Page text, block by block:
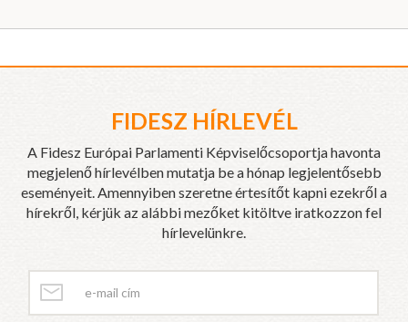
FIDESZ HÍRLEVÉL
A Fidesz Európai Parlamenti Képviselőcsoportja havonta
megjelenő hírlevélben mutatja be a hónap legjelentősebb
eseményeit. Amennyiben szeretne értesítőt kapni ezekről a
hírekről, kérjük az alábbi mezőket kitöltve iratkozzon fel
hírlevelünkre.